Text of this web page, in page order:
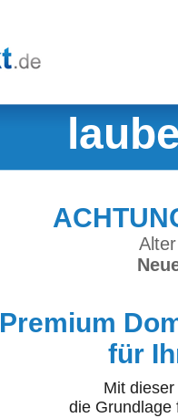
Premium
für
Mit
die